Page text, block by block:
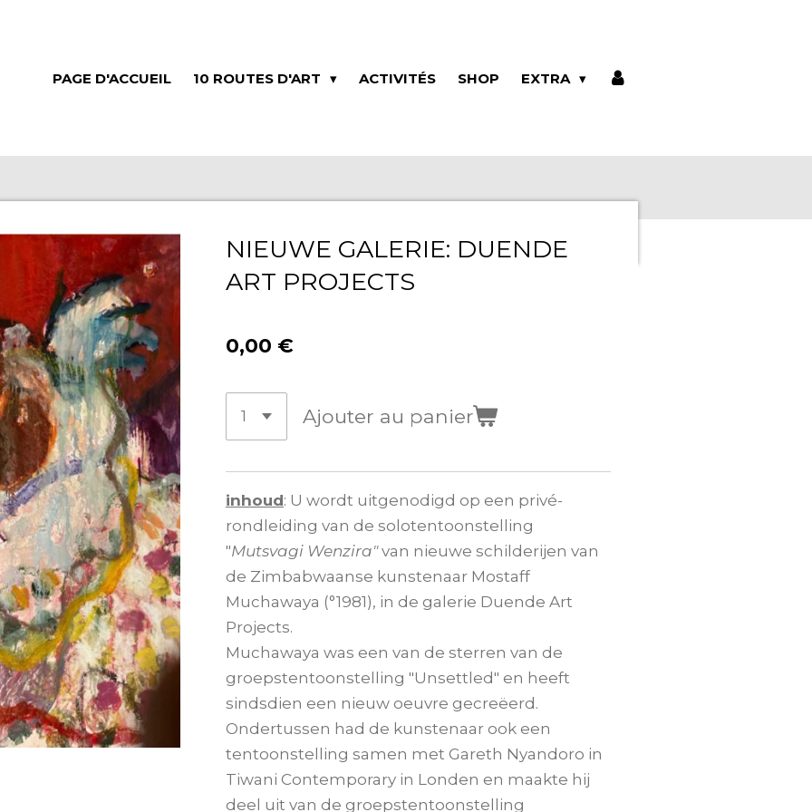
PAGE D'ACCUEIL 10 ROUTES D'ART ACTIVITÉS SHOP EXTRA
NIEUWE GALERIE: DUENDE
ART PROJECTS
0,00 €
Ajouter au panier
inhoud: U wordt uitgenodigd op een privé-
rondleiding van de solotentoonstelling
"Mutsvagi Wenzira"van nieuwe schilderijen van
de Zimbabwaanse kunstenaar Mostaff
Muchawaya (°1981), in de galerie Duende Art
Projects.
Muchawaya was een van de sterren van de
groepstentoonstelling "Unsettled" en heeft
sindsdien een nieuw oeuvre gecreëerd.
Ondertussen had de kunstenaar ook een
tentoonstelling samen met Gareth Nyandoro in
Tiwani Contemporary in Londen en maakte hij
deel uit van de groepstentoonstelling